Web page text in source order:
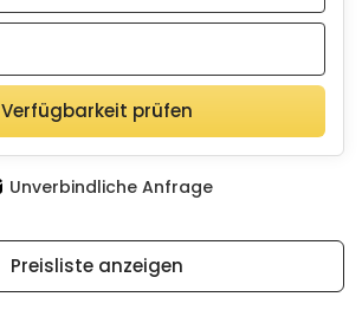
Verfügbarkeit prüfen
Unverbindliche Anfrage
Preisliste anzeigen